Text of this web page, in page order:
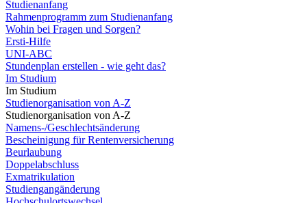
Studienanfang
Rahmenprogramm zum Studienanfang
Wohin bei Fragen und Sorgen?
Ersti-Hilfe
UNI-ABC
Stundenplan erstellen - wie geht das?
Im Studium
Im Studium
Studienorganisation von A-Z
Studienorganisation von A-Z
Namens-/Geschlechtsänderung
Bescheinigung für Rentenversicherung
Beurlaubung
Doppelabschluss
Exmatrikulation
Studiengangänderung